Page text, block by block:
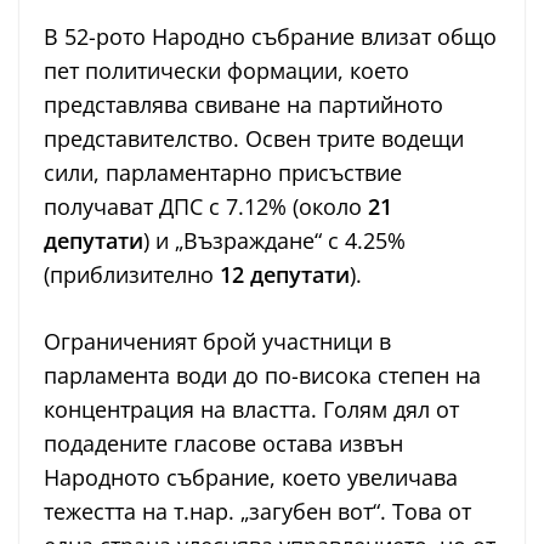
В 52-рото Народно събрание влизат общо
пет политически формации, което
представлява свиване на партийното
представителство. Освен трите водещи
сили, парламентарно присъствие
получават ДПС с 7.12% (около 21
депутати) и „Възраждане“ с 4.25%
(приблизително 12 депутати).
Ограниченият брой участници в
парламента води до по-висока степен на
концентрация на властта. Голям дял от
подадените гласове остава извън
Народното събрание, което увеличава
тежестта на т.нар. „загубен вот“. Това от